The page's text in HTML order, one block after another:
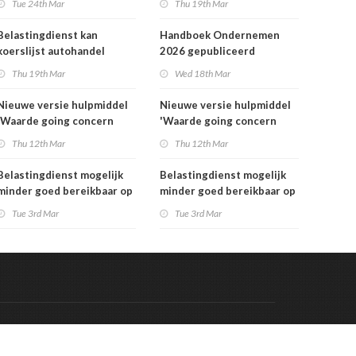
Tue 24th Mar
kan
autohandel
Thu 19th Mar
versie hulpmiddel
going concern
Thu 12th Mar
mogelijk
goed bereikbaar op
Tue 3rd Mar
Thu 19th Mar
Handboek Ondernemen
2026 gepubliceerd
Wed 18th Mar
Nieuwe versie hulpmiddel
'Waarde going concern
Thu 12th Mar
Belastingdienst mogelijk
minder goed bereikbaar op
Tue 3rd Mar